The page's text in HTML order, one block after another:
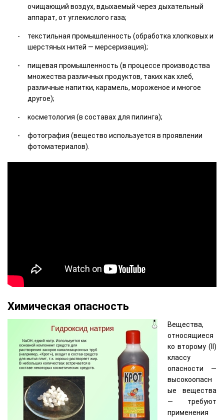
очищающий воздух, вдыхаемый через дыхательный
аппарат, от углекислого газа;
текстильная промышленность (обработка хлопковых и
шерстяных нитей — мерсеризация);
пищевая промышленность (в процессе производства
множества различных продуктов, таких как хлеб,
различные напитки, карамель, мороженое и многое
другое);
косметология (в составах для пилинга);
фотография (вещество используется в проявлении
фотоматериалов).
Химическая опасность
Вещества,
относящиеся
ко второму (II)
классу
опасности —
высокоопасн
ые вещества
— требуют
применения